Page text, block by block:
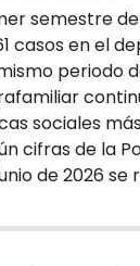
semestre
casos en el
periodo
sociales
cifras de la
de 2026 se